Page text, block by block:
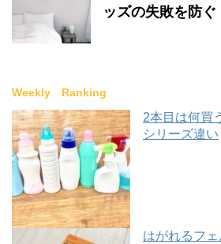
ッズの失敗を防ぐ
Weekly Ranking
2本目は何買
シリーズ違い
はがれるフェ